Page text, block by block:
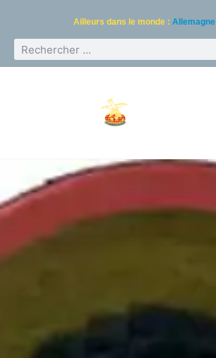
Ailleurs dans le monde : Allemagne